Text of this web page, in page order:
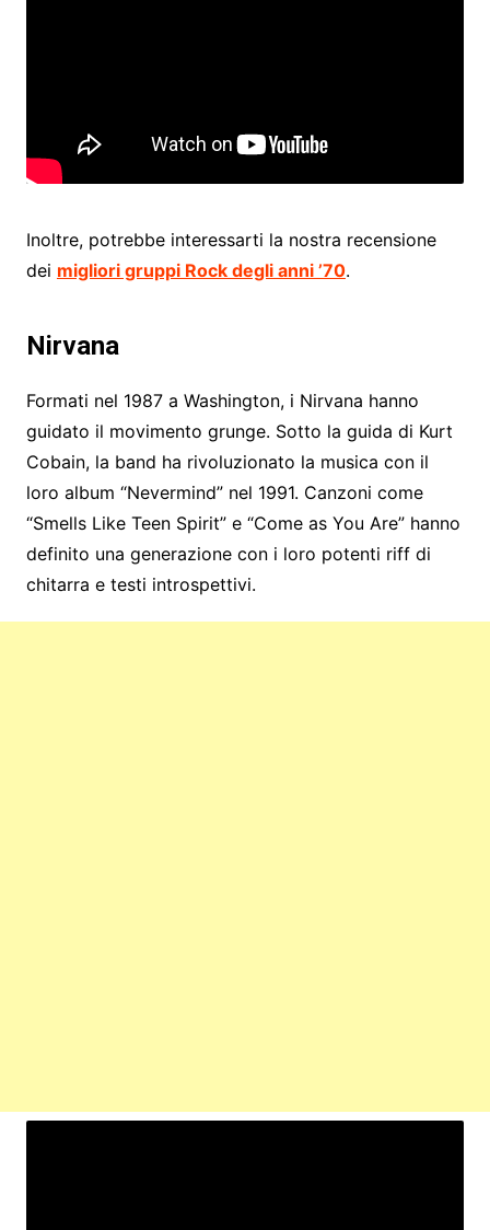
Inoltre, potrebbe interessarti la nostra recensione
dei migliori gruppi Rock degli anni ’70.
Nirvana
Formati nel 1987 a Washington, i Nirvana hanno
guidato il movimento grunge. Sotto la guida di Kurt
Cobain, la band ha rivoluzionato la musica con il
loro album “Nevermind” nel 1991. Canzoni come
“Smells Like Teen Spirit” e “Come as You Are” hanno
definito una generazione con i loro potenti riff di
chitarra e testi introspettivi.